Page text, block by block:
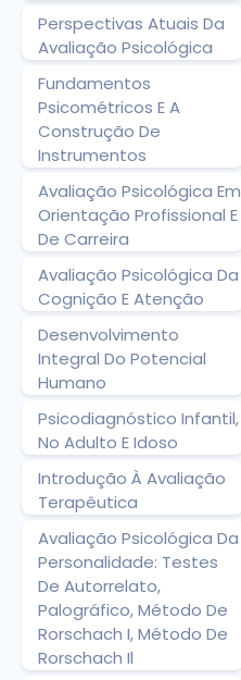
Perspectivas Atuais Da
Avaliação Psicológica
Fundamentos
Psicométricos E A
Construção De
Instrumentos
Avaliação Psicológica Em
Orientação Profissional E
De Carreira
Avaliação Psicológica Da
Cognição E Atenção
Desenvolvimento
Integral Do Potencial
Humano
Psicodiagnóstico Infantil,
No Adulto E Idoso
Introdução À Avaliação
Terapêutica
Avaliação Psicológica Da
Personalidade: Testes
De Autorrelato,
Palográfico, Método De
Rorschach I, Método De
Rorschach Il